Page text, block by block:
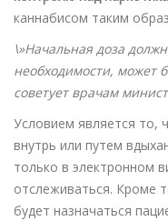
каннабисом таким
\»Начальная доза
необходимости, может
советует врачам
Условием является то,
внутрь или путем
только в электронном
отслеживаться. Кроме
будет назначаться